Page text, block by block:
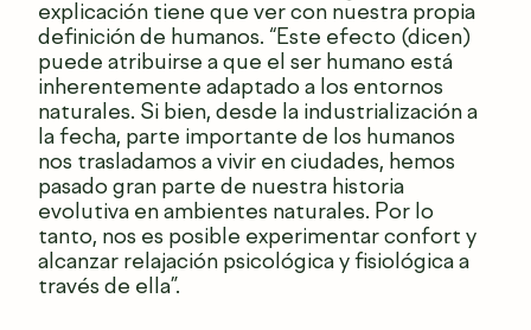
explicación tiene que ver con nuestra propia
definición de humanos. “Este efecto (dicen)
puede atribuirse a que el ser humano está
inherentemente adaptado a los entornos
naturales. Si bien, desde la industrialización a
la fecha, parte importante de los humanos
nos trasladamos a vivir en ciudades, hemos
pasado gran parte de nuestra historia
evolutiva en ambientes naturales. Por lo
tanto, nos es posible experimentar confort y
alcanzar relajación psicológica y fisiológica a
través de ella”.